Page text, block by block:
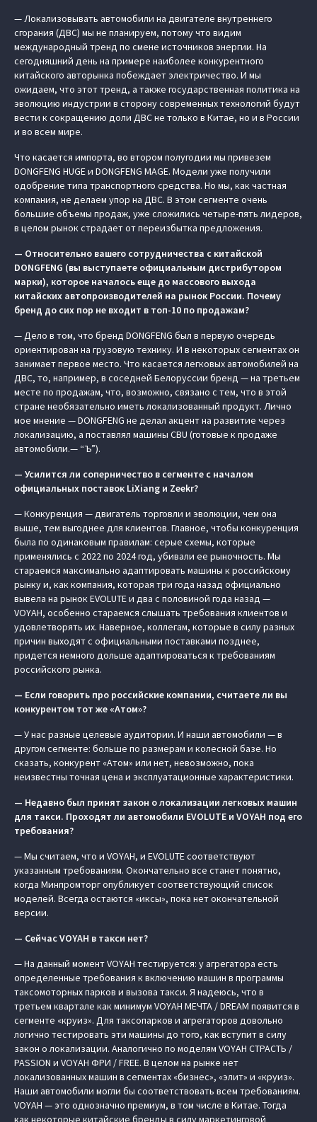
— Локализовывать автомобили на двигателе внутреннего
сгорания (ДВС) мы не планируем, потому что видим
международный тренд по смене источников энергии. На
сегодняшний день на примере наиболее конкурентного
китайского авторынка побеждает электричество. И мы
ожидаем, что этот тренд, а также государственная политика на
эволюцию индустрии в сторону современных технологий будут
вести к сокращению доли ДВС не только в Китае, но и в России
и во всем мире.
Что касается импорта, во втором полугодии мы привезем
DONGFENG HUGE и DONGFENG MAGE. Модели уже получили
одобрение типа транспортного средства. Но мы, как частная
компания, не делаем упор на ДВС. В этом сегменте очень
большие объемы продаж, уже сложились четыре-пять лидеров,
в целом рынок страдает от переизбытка предложения.
— Относительно вашего сотрудничества с китайской
DONGFENG (вы выступаете официальным дистрибутором
марки), которое началось еще до массового выхода
китайских автопроизводителей на рынок России. Почему
бренд до сих пор не входит в топ-10 по продажам?
— Дело в том, что бренд DONGFENG был в первую очередь
ориентирован на грузовую технику. И в некоторых сегментах он
занимает первое место. Что касается легковых автомобилей на
ДВС, то, например, в соседней Белоруссии бренд — на третьем
месте по продажам, что, возможно, связано с тем, что в этой
стране необязательно иметь локализованный продукт. Лично
мое мнение — DONGFENG не делал акцент на развитие через
локализацию, а поставлял машины CBU (готовые к продаже
автомобили.— “Ъ”).
— Усилится ли соперничество в сегменте с началом
официальных поставок LiXiang и Zeekr?
— Конкуренция — двигатель торговли и эволюции, чем она
выше, тем выгоднее для клиентов. Главное, чтобы конкуренция
была по одинаковым правилам: серые схемы, которые
применялись с 2022 по 2024 год, убивали ее рыночность. Мы
стараемся максимально адаптировать машины к российскому
рынку и, как компания, которая три года назад официально
вывела на рынок EVOLUTE и два с половиной года назад —
VOYAH, особенно стараемся слышать требования клиентов и
удовлетворять их. Наверное, коллегам, которые в силу разных
причин выходят c официальными поставками позднее,
придется немного дольше адаптироваться к требованиям
российского рынка.
— Если говорить про российские компании, считаете ли вы
конкурентом тот же «Атом»?
— У нас разные целевые аудитории. И наши автомобили — в
другом сегменте: больше по размерам и колесной базе. Но
сказать, конкурент «Атом» или нет, невозможно, пока
неизвестны точная цена и эксплуатационные характеристики.
— Недавно был принят закон о локализации легковых машин
для такси. Проходят ли автомобили EVOLUTE и VOYAH под его
требования?
— Мы считаем, что и VOYAH, и EVOLUTE соответствуют
указанным требованиям. Окончательно все станет понятно,
когда Минпромторг опубликует соответствующий список
моделей. Всегда остаются «иксы», пока нет окончательной
версии.
— Сейчас VOYAH в такси нет?
— На данный момент VOYAH тестируется: у агрегатора есть
определенные требования к включению машин в программы
таксомоторных парков и вызова такси. Я надеюсь, что в
третьем квартале как минимум VOYAH МЕЧТА / DREAM появится в
сегменте «круиз». Для таксопарков и агрегаторов довольно
логично тестировать эти машины до того, как вступит в силу
закон о локализации. Аналогично по моделям VOYAH СТРАСТЬ /
PASSION и VOYAH ФРИ / FREE. В целом на рынке нет
локализованных машин в сегментах «бизнес», «элит» и «круиз».
Наши автомобили могли бы соответствовать всем требованиям.
VOYAH — это однозначно премиум, в том числе в Китае. Тогда
как некоторые китайские бренды в силу маркетинговой